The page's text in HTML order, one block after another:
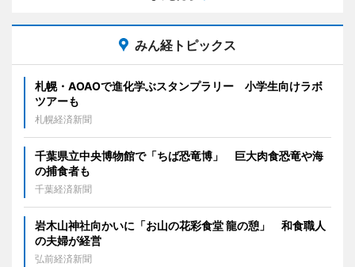
みん経トピックス
札幌・AOAOで進化学ぶスタンプラリー 小学生向けラボ
ツアーも
札幌経済新聞
千葉県立中央博物館で「ちば恐竜博」 巨大肉食恐竜や海
の捕食者も
千葉経済新聞
岩木山神社向かいに「お山の花彩食堂 龍の憩」 和食職人
の夫婦が経営
弘前経済新聞